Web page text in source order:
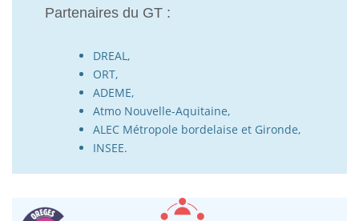
Partenaires du GT :
DREAL,
ORT,
ADEME,
Atmo Nouvelle-Aquitaine,
ALEC Métropole bordelaise et Gironde,
INSEE.